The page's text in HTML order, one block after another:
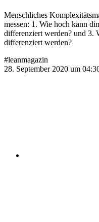
Menschliches
messen: 1. Wie hoch kann
differenziert werden? und 3.
differenziert werden?
#leanmagazin
28. September 2020 um